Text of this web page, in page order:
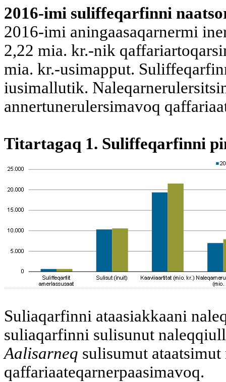
2016-imi suliffeqarfinni
2016-imi aningaasaqarnermi
2,22 mia. kr.-nik
mia. kr.-usimapput.
iusimallutik.
annertunerulersimavoq
Titartagaq 1. Suliffeqarfinni
Suliaqarfinni ataasiakkaani
suliaqarfinni sulisunut
Aalisarneq sulisumut
qaffariaateqarnerpaasimavoq.